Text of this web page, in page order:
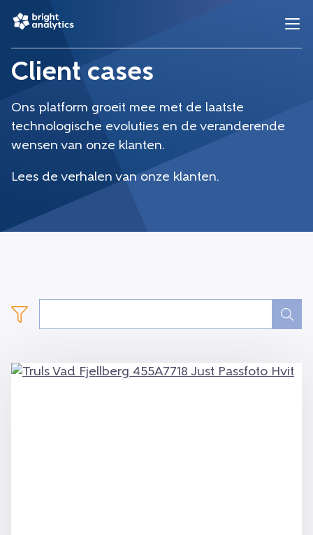
Client cases
Ons platform groeit mee met de laatste
technologische evoluties en de veranderende
wensen van onze klanten.
Lees de verhalen van onze klanten.